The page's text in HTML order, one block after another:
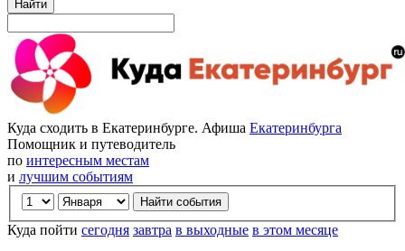
Найти
Куда сходить в Екатеринбурге. Афиша Екатеринбурга
Помощник и путеводитель
по интересным местам
и лучшим событиям
Куда пойти сегодня завтра в выходные в этом месяце